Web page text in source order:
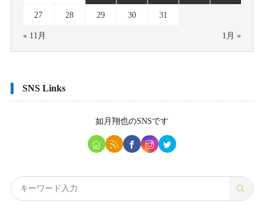
27 28 29 30 31
« 11月 1月 »
SNS Links
如月翔也のSNSです